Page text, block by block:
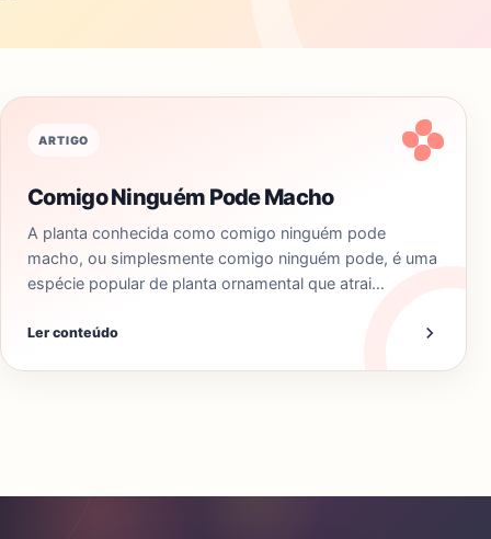
ARTIGO
Comigo Ninguém Pode Macho
A planta conhecida como comigo ninguém pode
macho, ou simplesmente comigo ninguém pode, é uma
espécie popular de planta ornamental que atrai…
Ler conteúdo